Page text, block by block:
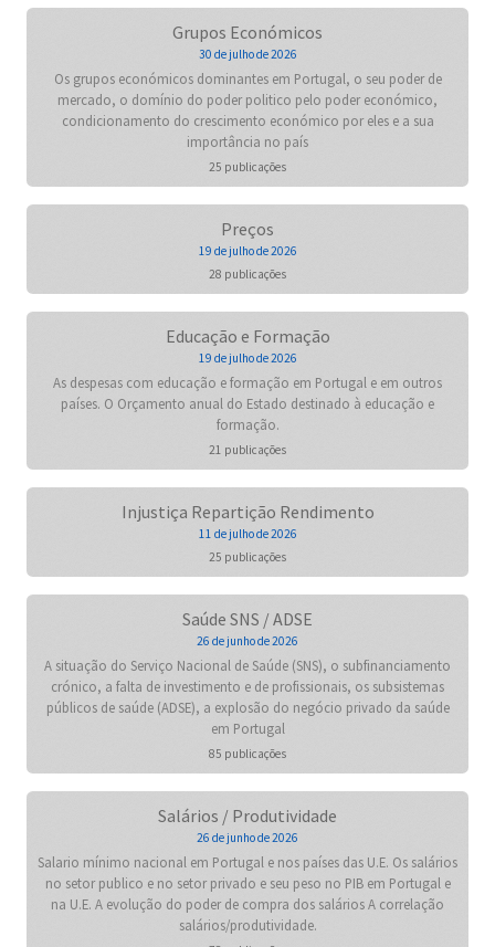
Grupos Económicos
30 de julho de 2026
Os grupos económicos dominantes em Portugal, o seu poder de
mercado, o domínio do poder politico pelo poder económico,
condicionamento do crescimento económico por eles e a sua
importância no país
25 publicações
Preços
19 de julho de 2026
28 publicações
Educação e Formação
19 de julho de 2026
As despesas com educação e formação em Portugal e em outros
países. O Orçamento anual do Estado destinado à educação e
formação.
21 publicações
Injustiça Repartição Rendimento
11 de julho de 2026
25 publicações
Saúde SNS / ADSE
26 de junho de 2026
A situação do Serviço Nacional de Saúde (SNS), o subfinanciamento
crónico, a falta de investimento e de profissionais, os subsistemas
públicos de saúde (ADSE), a explosão do negócio privado da saúde
em Portugal
85 publicações
Salários / Produtividade
26 de junho de 2026
Salario mínimo nacional em Portugal e nos países das U.E. Os salários
no setor publico e no setor privado e seu peso no PIB em Portugal e
na U.E. A evolução do poder de compra dos salários A correlação
salários/produtividade.